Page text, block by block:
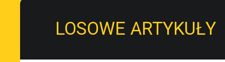
LOSOWE ARTYKUŁY